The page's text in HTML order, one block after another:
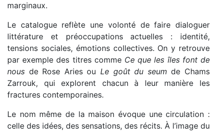
marginaux.
Le catalogue reflète une volonté de faire dialoguer
littérature et préoccupations actuelles : identité,
tensions sociales, émotions collectives. On y retrouve
par exemple des titres comme Ce que les îles font de
nous de Rose Aries ou Le goût du seum de Chams
Zarrouk, qui explorent chacun à leur manière les
fractures contemporaines.
Le nom même de la maison évoque une circulation :
celle des idées, des sensations, des récits. À l’image du